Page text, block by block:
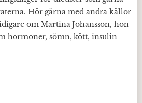
Hör gärna med andra källor
om Martina Johansson, hon
hormoner, sömn, kött, insulin